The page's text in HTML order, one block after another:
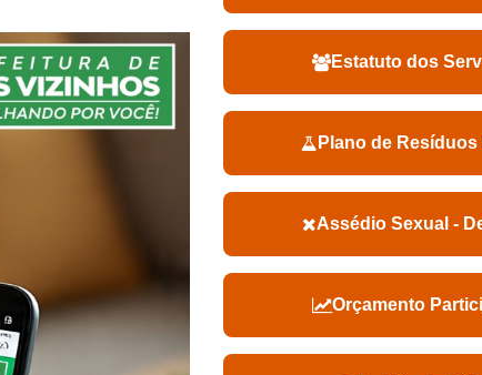
Estatuto dos
Plano de
Assédio Sexual -
Orçamento